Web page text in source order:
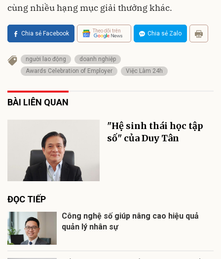
cùng nhiều hạng mục giải thưởng khác.
Chia sẻ Facebook Theo dõi trên Chia sẻ Zalo
người lao động
doanh nghiệp
Awards Celebration of Employer
Việc Làm 24h
BÀI LIÊN QUAN
"Hệ sinh thái học tập
số" của Duy Tân
ĐỌC TIẾP
Công nghệ số giúp nâng cao hiệu quả
quản lý nhân sự